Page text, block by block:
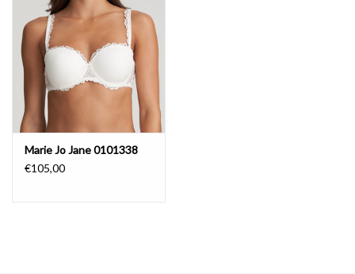
Cartes-cadeaux
Marie Jo Jane 0101338
€105,00